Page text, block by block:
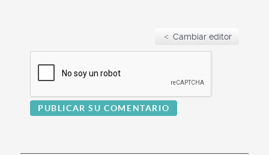
Cambiar editor
PUBLICAR SU COMENTARIO